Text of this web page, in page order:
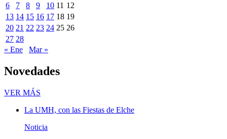
6
7 8 9 10 11 12
13 14 15 16 17 18 19
20 21 22 23 24 25 26
27 28
« Ene
Mar »
Novedades
VER MÁS
La UMH, con las Fiestas de Elche
Noticia